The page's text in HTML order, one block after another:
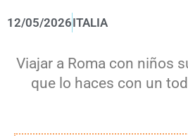
12/05/2026ITALIA
Viajar a Roma con niños
que lo haces con un